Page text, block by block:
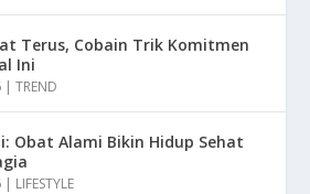
Terus, Cobain Trik Komitmen
Ini
|TREND
Obat Alami Bikin Hidup Sehat
| LIFESTYLE